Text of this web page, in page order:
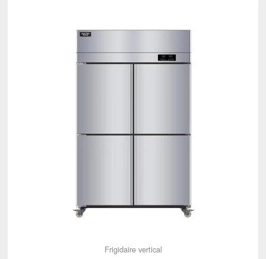
Frigidaire vertical